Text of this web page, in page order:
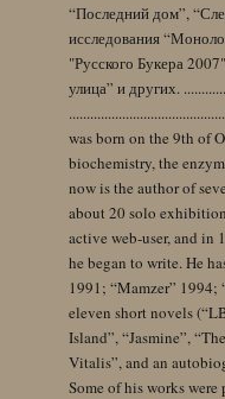
“Последний дом”,
исследования
"Русского Букера
улица” и других.
was born on the 9th of
biochemistry, the
now is the author of
about 20 solo
active web-user, and in
he began to write. He
1991; “Mamzer”
eleven short novels
Island”, “Jasmine”,
Vitalis”, and an
Some of his works